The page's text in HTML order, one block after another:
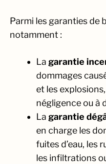
Parmi les garanties de
notamment :
La garantie
dommages
et les
négligence ou à
La garantie
en charge les
fuites d’eau, les
les infiltrations